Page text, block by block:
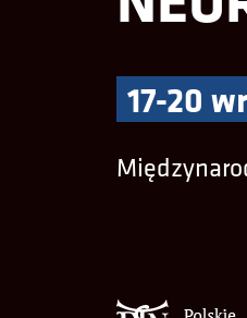
17-20